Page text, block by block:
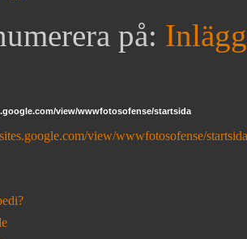
på:
view/wwwfotosofense/startsida
view/wwwfotosofense/startsida